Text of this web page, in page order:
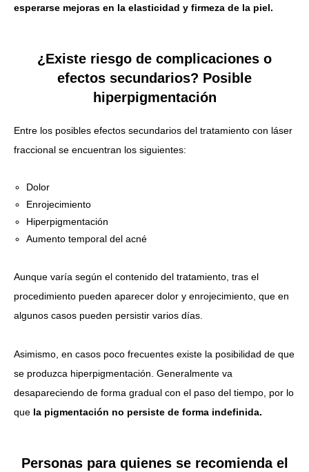
esperarse mejoras en la elasticidad y firmeza de la piel.
¿Existe riesgo de complicaciones o
efectos secundarios? Posible
hiperpigmentación
Entre los posibles efectos secundarios del tratamiento con láser
fraccional se encuentran los siguientes:
Dolor
Enrojecimiento
Hiperpigmentación
Aumento temporal del acné
Aunque varía según el contenido del tratamiento, tras el
procedimiento pueden aparecer dolor y enrojecimiento, que en
algunos casos pueden persistir varios días.
Asimismo, en casos poco frecuentes existe la posibilidad de que
se produzca hiperpigmentación. Generalmente va
desapareciendo de forma gradual con el paso del tiempo, por lo
que la pigmentación no persiste de forma indefinida.
Personas para quienes se recomienda el